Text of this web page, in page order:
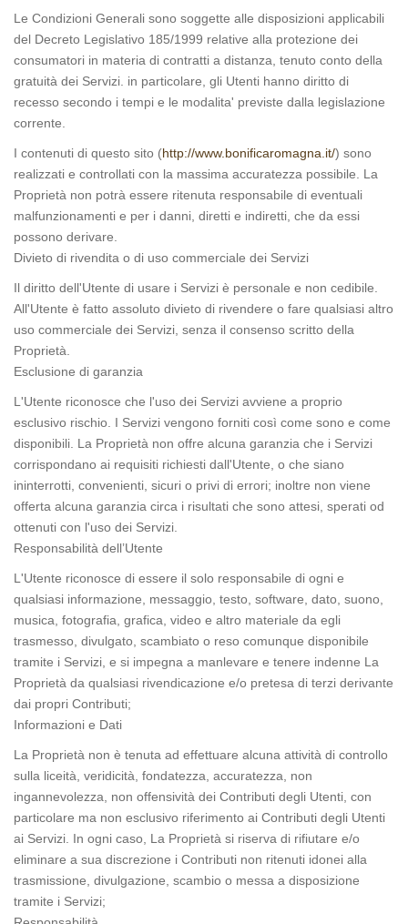
Le Condizioni Generali sono soggette alle disposizioni applicabili
del Decreto Legislativo 185/1999 relative alla protezione dei
consumatori in materia di contratti a distanza, tenuto conto della
gratuità dei Servizi. in particolare, gli Utenti hanno diritto di
recesso secondo i tempi e le modalita' previste dalla legislazione
corrente.
I contenuti di questo sito (http://www.bonificaromagna.it/) sono
realizzati e controllati con la massima accuratezza possibile. La
Proprietà non potrà essere ritenuta responsabile di eventuali
malfunzionamenti e per i danni, diretti e indiretti, che da essi
possono derivare.
Divieto di rivendita o di uso commerciale dei Servizi
Il diritto dell'Utente di usare i Servizi è personale e non cedibile.
All'Utente è fatto assoluto divieto di rivendere o fare qualsiasi altro
uso commerciale dei Servizi, senza il consenso scritto della
Proprietà.
Esclusione di garanzia
L'Utente riconosce che l'uso dei Servizi avviene a proprio
esclusivo rischio. I Servizi vengono forniti così come sono e come
disponibili. La Proprietà non offre alcuna garanzia che i Servizi
corrispondano ai requisiti richiesti dall'Utente, o che siano
ininterrotti, convenienti, sicuri o privi di errori; inoltre non viene
offerta alcuna garanzia circa i risultati che sono attesi, sperati od
ottenuti con l'uso dei Servizi.
Responsabilità dell’Utente
L'Utente riconosce di essere il solo responsabile di ogni e
qualsiasi informazione, messaggio, testo, software, dato, suono,
musica, fotografia, grafica, video e altro materiale da egli
trasmesso, divulgato, scambiato o reso comunque disponibile
tramite i Servizi, e si impegna a manlevare e tenere indenne La
Proprietà da qualsiasi rivendicazione e/o pretesa di terzi derivante
dai propri Contributi;
Informazioni e Dati
La Proprietà non è tenuta ad effettuare alcuna attività di controllo
sulla liceità, veridicità, fondatezza, accuratezza, non
ingannevolezza, non offensività dei Contributi degli Utenti, con
particolare ma non esclusivo riferimento ai Contributi degli Utenti
ai Servizi. In ogni caso, La Proprietà si riserva di rifiutare e/o
eliminare a sua discrezione i Contributi non ritenuti idonei alla
trasmissione, divulgazione, scambio o messa a disposizione
tramite i Servizi;